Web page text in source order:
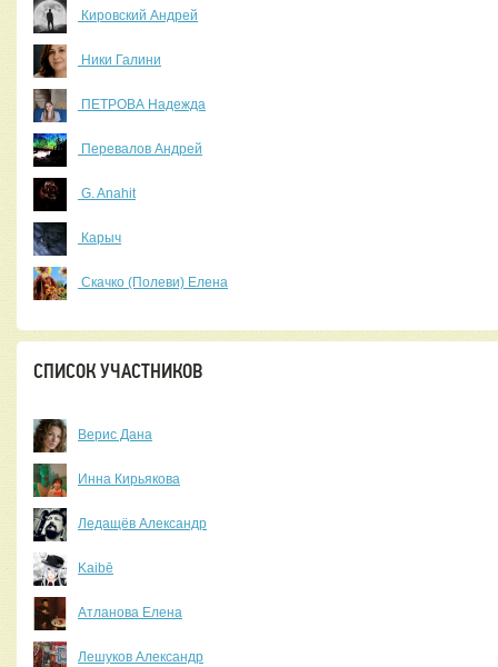
Кировский Андрей
Ники Галини
ПЕТРОВА Надежда
Перевалов Андрей
G. Anahit
Карыч
Скачко (Полеви) Елена
СПИСОК УЧАСТНИКОВ
Верис Дана
Инна Кирьякова
Ледащёв Александр
Kaibē
Атланова Елена
Лешуков Александр